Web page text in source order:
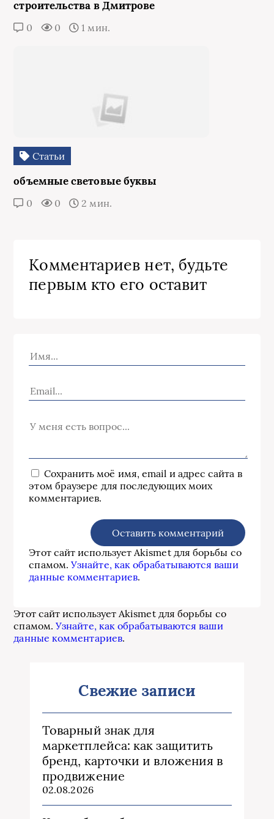
строительства в Дмитрове
0 0 1 мин.
Статьи
объемные световые буквы
0 0 2 мин.
Комментариев нет, будьте
первым кто его оставит
Сохранить моё имя, email и адрес сайта в
этом браузере для последующих моих
комментариев.
Этот сайт использует Akismet для борьбы со
спамом.Узнайте, как обрабатываются ваши
данные комментариев.
Этот сайт использует Akismet для борьбы со
спамом.Узнайте, как обрабатываются ваши
данные комментариев.
Свежие записи
Товарный знак для
маркетплейса: как защитить
бренд, карточки и вложения в
продвижение
02.08.2026